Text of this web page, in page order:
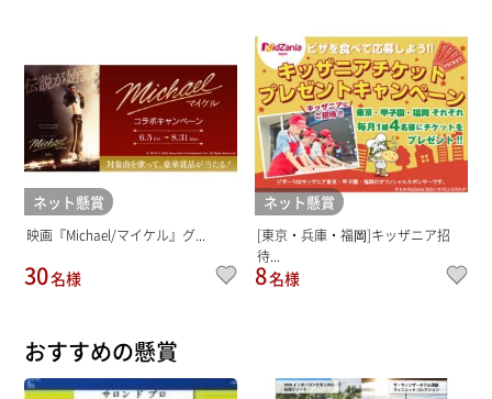
ネット懸賞
映画『Michael/マイケル』グ...
30名様
ネット懸賞
[東京・兵庫・福岡]キッザニア招
待...
8名様
おすすめの懸賞